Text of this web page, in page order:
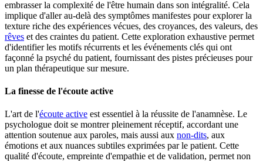
embrasser la complexité de l'être humain dans son intégralité. Cela
implique d'aller au-delà des symptômes manifestes pour explorer la
texture riche des expériences vécues, des croyances, des valeurs, des
rêves et des craintes du patient. Cette exploration exhaustive permet
d'identifier les motifs récurrents et les événements clés qui ont
façonné la psyché du patient, fournissant des pistes précieuses pour
un plan thérapeutique sur mesure.
La finesse de l'écoute active
L'art de l'écoute active est essentiel à la réussite de l'anamnèse. Le
psychologue doit se montrer pleinement réceptif, accordant une
attention soutenue aux paroles, mais aussi aux non-dits, aux
émotions et aux nuances subtiles exprimées par le patient. Cette
qualité d'écoute, empreinte d'empathie et de validation, permet non